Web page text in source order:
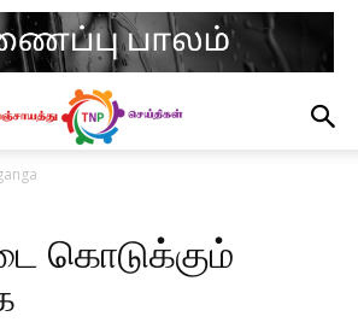
கொடுக்கும்